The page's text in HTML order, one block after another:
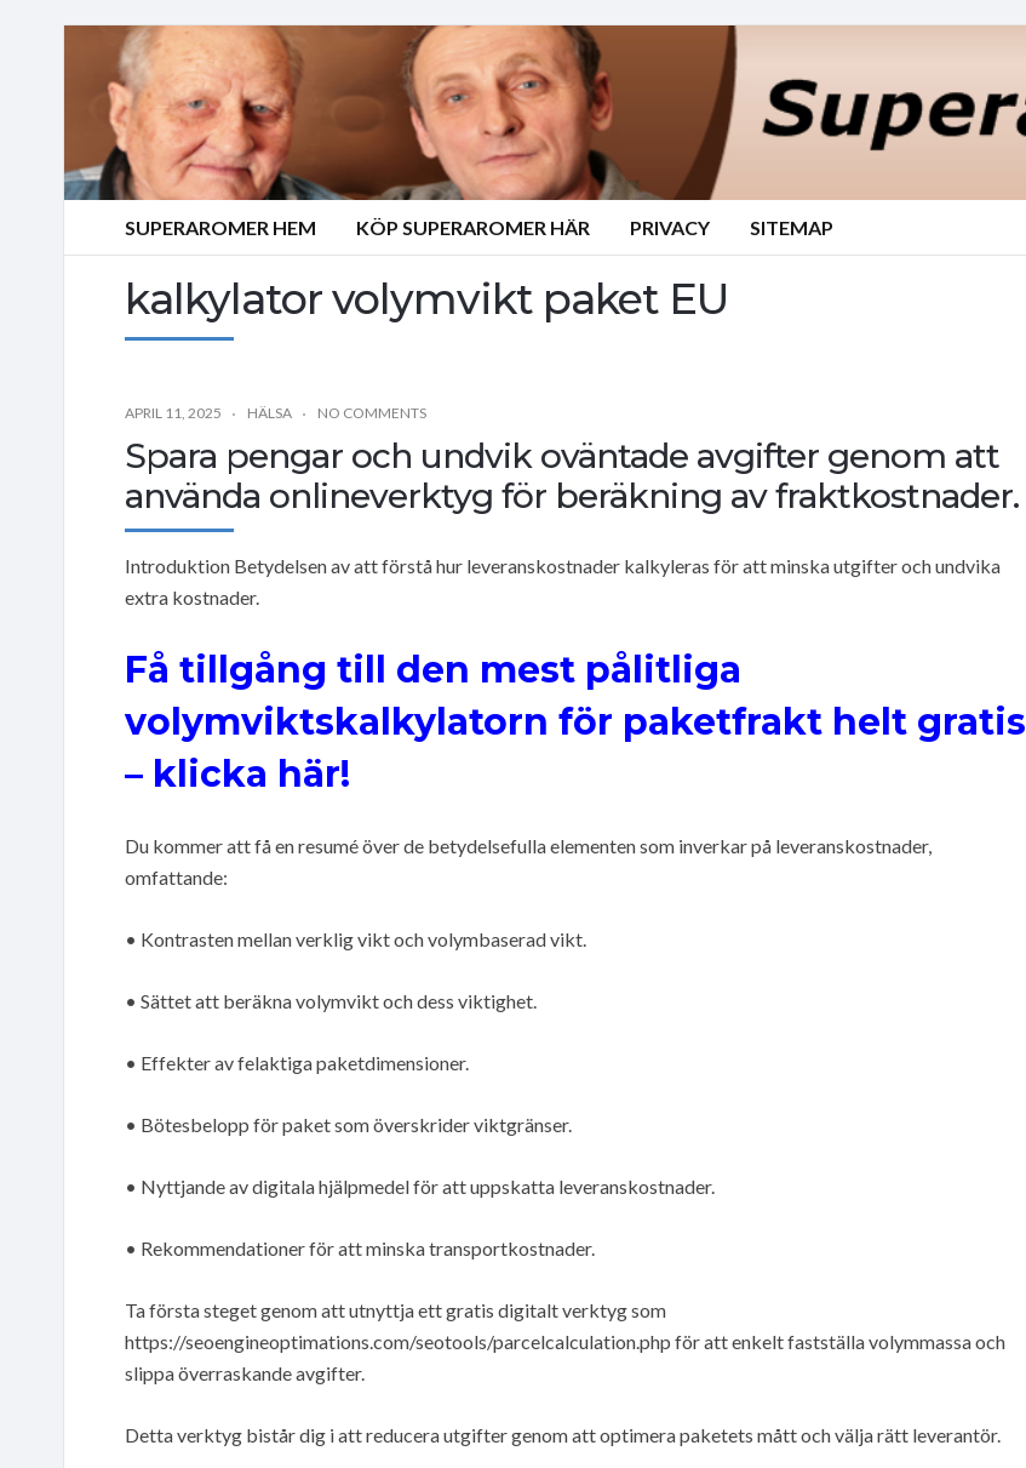
SUPERAROMER HEM KÖP SUPERAROMER HÄR PRIVACY SITEMAP
kalkylator volymvikt paket EU
APRIL 11, 2025 HÄLSA NO COMMENTS
Spara pengar och undvik oväntade avgifter genom att
använda onlineverktyg för beräkning av fraktkostnader.
Introduktion Betydelsen av att förstå hur leveranskostnader kalkyleras för att minska utgifter och undvika
extra kostnader.
Få tillgång till den mest pålitliga
volymviktskalkylatorn för paketfrakt helt gratis
– klicka här!
Du kommer att få en resumé över de betydelsefulla elementen som inverkar på leveranskostnader,
omfattande:
• Kontrasten mellan verklig vikt och volymbaserad vikt.
• Sättet att beräkna volymvikt och dess viktighet.
• Effekter av felaktiga paketdimensioner.
• Bötesbelopp för paket som överskrider viktgränser.
• Nyttjande av digitala hjälpmedel för att uppskatta leveranskostnader.
• Rekommendationer för att minska transportkostnader.
Ta första steget genom att utnyttja ett gratis digitalt verktyg som
https://seoengineoptimations.com/seotools/parcelcalculation.php för att enkelt fastställa volymmassa och
slippa överraskande avgifter.
Detta verktyg bistår dig i att reducera utgifter genom att optimera paketets mått och välja rätt leverantör.